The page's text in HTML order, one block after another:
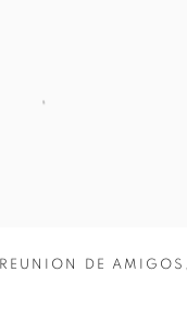
REUNION DE AMIGOS